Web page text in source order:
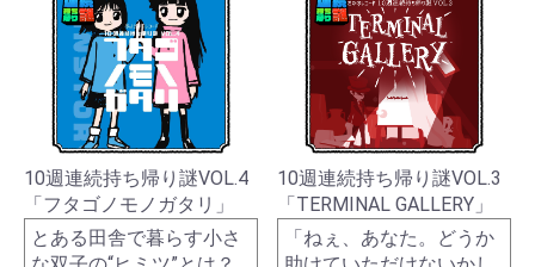
10週連続持ち帰り謎VOL.4
「フタゴノモノガタリ」
とある田舎で暮らす小さ
10週連続持ち帰り謎VOL.3
「TERMINAL GALLERY」
「ねぇ、あなた。どうか